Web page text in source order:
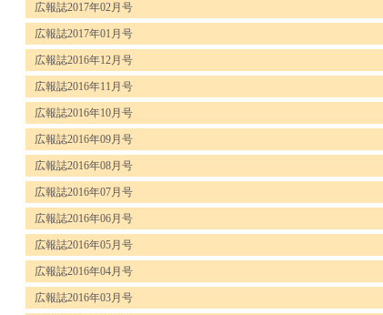
広報誌2017年02月号
広報誌2017年01月号
広報誌2016年12月号
広報誌2016年11月号
広報誌2016年10月号
広報誌2016年09月号
広報誌2016年08月号
広報誌2016年07月号
広報誌2016年06月号
広報誌2016年05月号
広報誌2016年04月号
広報誌2016年03月号